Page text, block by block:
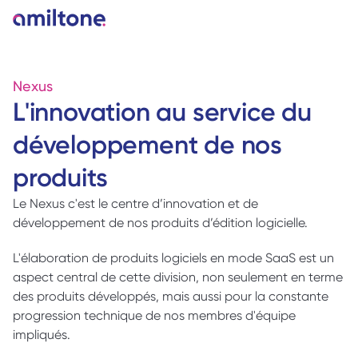
Nexus
L'innovation au service du
développement de nos
produits
Le Nexus c'est le centre d’innovation et de
développement de nos produits d’édition logicielle.
L'élaboration de produits logiciels en mode SaaS est un
aspect central de cette division, non seulement en terme
des produits développés, mais aussi pour la constante
progression technique de nos membres d'équipe
impliqués.